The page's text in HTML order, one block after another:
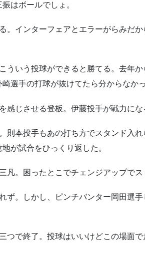
はボールでしょ。
。インターフェアとエラーがらみだ
ういう投球ができると勝てる。去年
選手の打球が抜けてたら分からなかっ
感じさせる登板。伊藤投手が戦力にな
則本投手もあの打ち方でスタンド入
が試合をひっくり返した。
凡。困ったとこでチェンジアップでス
ず。しかし、ピンチバンター岡田選
つで終了。投球はいいけどこの場面